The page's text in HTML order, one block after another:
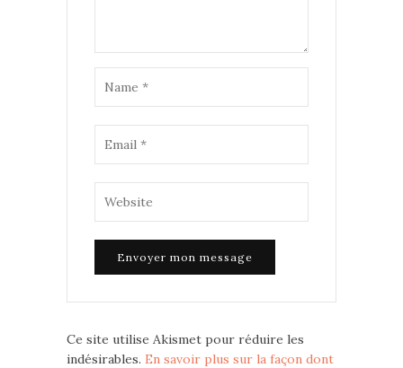
Ce site utilise Akismet pour réduire les
indésirables. En savoir plus sur la façon dont